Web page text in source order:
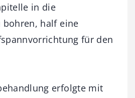
in die
bohren, half eine
für den
erfolgte mit